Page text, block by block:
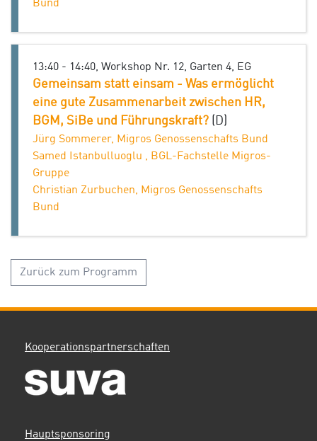
Bund
13:40 - 14:40, Workshop Nr. 12, Garten 4, EG
Gemeinsam statt einsam - Was ermöglicht
eine gute Zusammenarbeit zwischen HR,
BGM, SiBe und Führungskraft? (D)
Jürg Sommerer, Migros Genossenschafts Bund
Samed Istanbulluoglu , BGL-Fachstelle Migros-
Gruppe
Christian Zurbuchen, Migros Genossenschafts
Bund
Zurück zum Programm
Kooperationspartnerschaften
Hauptsponsoring